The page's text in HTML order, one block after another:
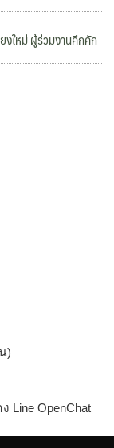
ใหม่ ผู้ร่วมงานคึกคัก
)
Line OpenChat